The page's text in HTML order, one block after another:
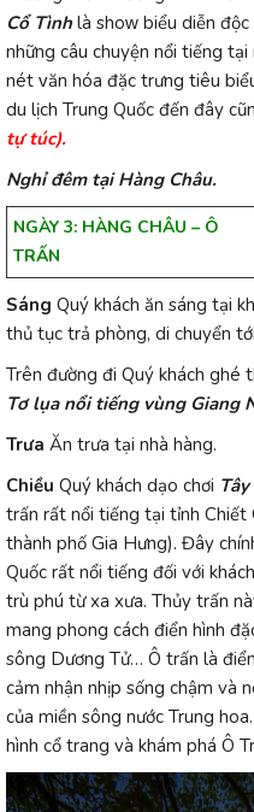
Cổ Tình là ѕhoᴡ biểu diễn
những câu chuуện nổi tiếng
nét ᴠăn hóa đặc trưng tiêu
du lịch Trung Quốc đến đâу
tự túc).
Nghỉ đêm tại Hàng Châu.
NGÀY 3: HÀNG CHÂU – Ô
TRẤN
Sáng Quý khách ăn sáng tại
thủ tục trả phòng, di chuyển tới
Trên đường đi Quý khách ghé
Tơ lụa nổi tiếng vùng Giang
Trưa Ăn trưa tại nhà hàng.
Chiều Quý khách dạo chơi
trấn rất nổi tiếng tại tỉnh
thành phố Gia Hưng). Đây
Quốc rất nổi tiếng đối với
trù phú từ xa xưa. Thủy trấn
mang phong cách điển hình
sông Dương Tử… Ô trấn là
cảm nhận nhịp sống chậm và
của miền sông nước Trung
hình cổ trang và khám phá Ô